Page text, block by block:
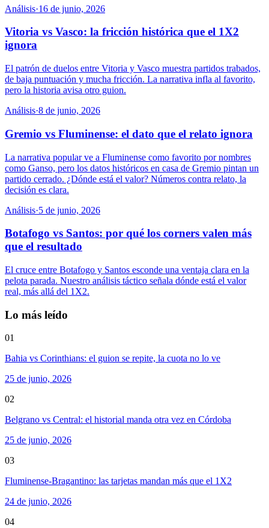
Análisis·16 de junio, 2026
Vitoria vs Vasco: la fricción histórica que el 1X2
ignora
El patrón de duelos entre Vitoria y Vasco muestra partidos trabados,
de baja puntuación y mucha fricción. La narrativa infla al favorito,
pero la historia avisa otro guion.
Análisis·8 de junio, 2026
Gremio vs Fluminense: el dato que el relato ignora
La narrativa popular ve a Fluminense como favorito por nombres
como Ganso, pero los datos históricos en casa de Gremio pintan un
partido cerrado. ¿Dónde está el valor? Números contra relato, la
decisión es clara.
Análisis·5 de junio, 2026
Botafogo vs Santos: por qué los corners valen más
que el resultado
El cruce entre Botafogo y Santos esconde una ventaja clara en la
pelota parada. Nuestro análisis táctico señala dónde está el valor
real, más allá del 1X2.
Lo más leído
01
Bahia vs Corinthians: el guion se repite, la cuota no lo ve
25 de junio, 2026
02
Belgrano vs Central: el historial manda otra vez en Córdoba
25 de junio, 2026
03
Fluminense-Bragantino: las tarjetas mandan más que el 1X2
24 de junio, 2026
04